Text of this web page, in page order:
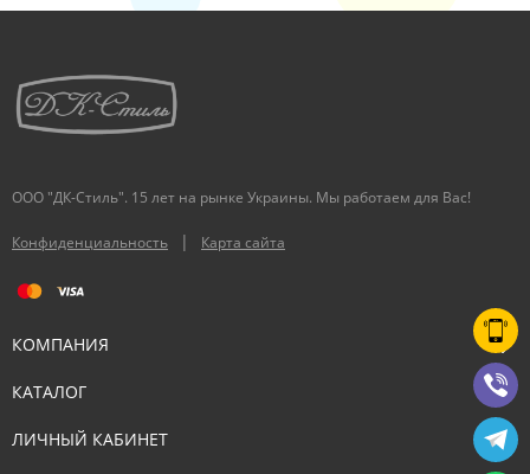
ООО "ДК-Стиль". 15 лет на рынке Украины. Мы работаем для Вас!
Конфиденциальность | Карта сайта
КОМПАНИЯ
КАТАЛОГ
ЛИЧНЫЙ КАБИНЕТ